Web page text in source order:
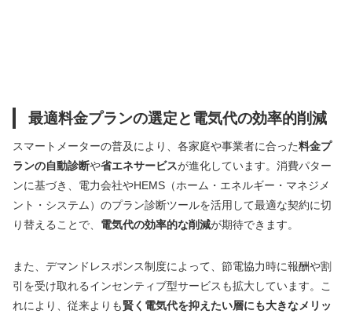
最適料金プランの選定と電気代の効率的削減
スマートメーターの普及により、各家庭や事業者に合った料金プ
ランの自動診断や省エネサービスが進化しています。消費パター
ンに基づき、電力会社やHEMS（ホーム・エネルギー・マネジメ
ント・システム）のプラン診断ツールを活用して最適な契約に切
り替えることで、 電気代の効率的な削減が期待できます。
また、デマンドレスポンス制度によって、節電協力時に報酬や割
引を受け取れるインセンティブ型サービスも拡大しています。こ
れにより、従来よりも賢く電気代を抑えたい層にも大きなメリッ